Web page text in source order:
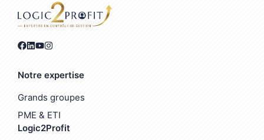
Notre expertise
Grands groupes
PME & ETI
Logic2Profit